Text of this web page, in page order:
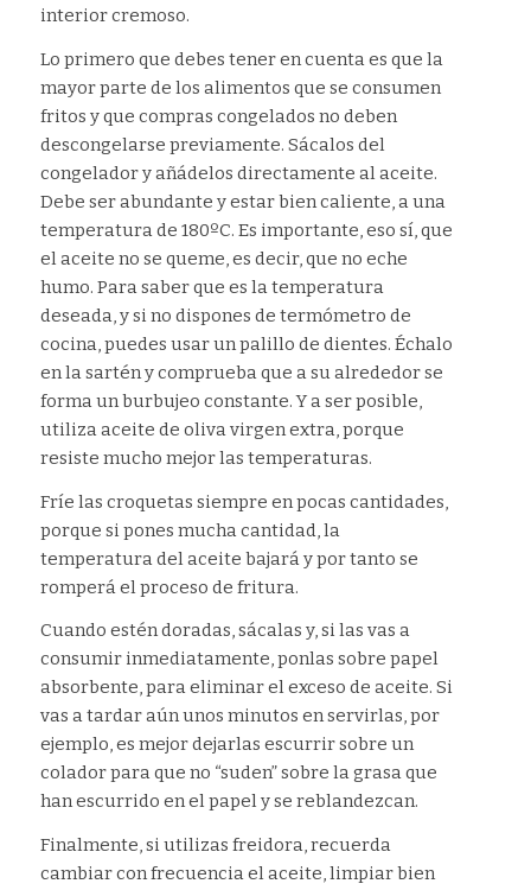
interior cremoso.
Lo primero que debes tener en cuenta es que la
mayor parte de los alimentos que se consumen
fritos y que compras congelados no deben
descongelarse previamente. Sácalos del
congelador y añádelos directamente al aceite.
Debe ser abundante y estar bien caliente, a una
temperatura de 180ºC. Es importante, eso sí, que
el aceite no se queme, es decir, que no eche
humo. Para saber que es la temperatura
deseada, y si no dispones de termómetro de
cocina, puedes usar un palillo de dientes. Échalo
en la sartén y comprueba que a su alrededor se
forma un burbujeo constante. Y a ser posible,
utiliza aceite de oliva virgen extra, porque
resiste mucho mejor las temperaturas.
Fríe las croquetas siempre en pocas cantidades,
porque si pones mucha cantidad, la
temperatura del aceite bajará y por tanto se
romperá el proceso de fritura.
Cuando estén doradas, sácalas y, si las vas a
consumir inmediatamente, ponlas sobre papel
absorbente, para eliminar el exceso de aceite. Si
vas a tardar aún unos minutos en servirlas, por
ejemplo, es mejor dejarlas escurrir sobre un
colador para que no “suden” sobre la grasa que
han escurrido en el papel y se reblandezcan.
Finalmente, si utilizas freidora, recuerda
cambiar con frecuencia el aceite, limpiar bien